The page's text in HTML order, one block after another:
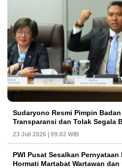
Sudaryono Resmi Pimpin
Transparansi dan Tolak Segala
23 Juli 2026 | 09:02 WIB
PWI Pusat Sesalkan
Hormati Martabat Wartawan dan